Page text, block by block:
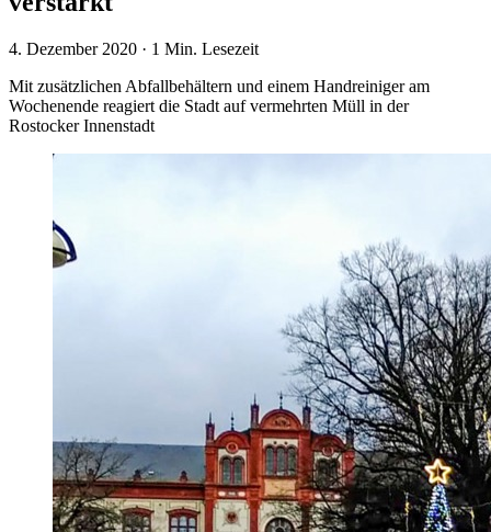
4. Dezember 2020 · 1 Min. Lesezeit
Mit zusätzlichen Abfallbehältern und einem Handreiniger am
Wochenende reagiert die Stadt auf vermehrten Müll in der
Rostocker Innenstadt